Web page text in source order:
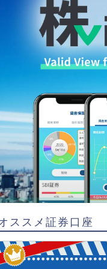
ススメ証券口座